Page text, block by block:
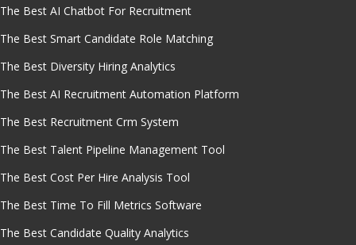
The Best AI Chatbot For Recruitment
The Best Smart Candidate Role Matching
The Best Diversity Hiring Analytics
The Best AI Recruitment Automation Platform
The Best Recruitment Crm System
The Best Talent Pipeline Management Tool
The Best Cost Per Hire Analysis Tool
The Best Time To Fill Metrics Software
The Best Candidate Quality Analytics